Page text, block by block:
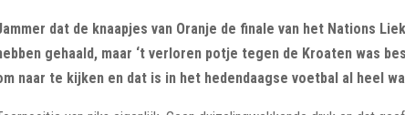
dat de knaapjes van Oranje de finale van het Nations
gehaald, maar ‘t verloren potje tegen de Kroaten was
naar te kijken en dat is in het hedendaagse voetbal al heel